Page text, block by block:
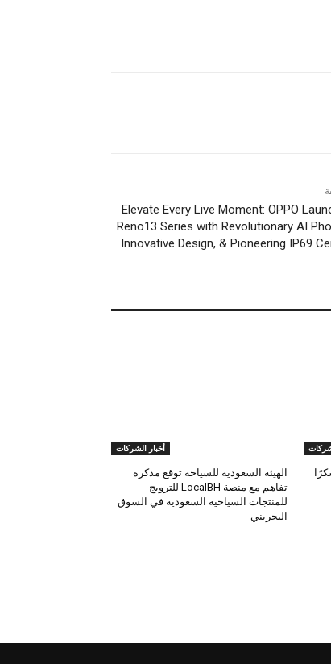
Elevate Every Live Moment: OPPO
Reno13 Series with Revolutionary AI
Innovative Design, & Pioneering IP69
أخبار الشركات
الهيئة السعودية للسياحة توقع مذكرة
تفاهم مع منصة LocalBH للترويج
للمنتجات السياحية السعودية في السوق
البحريني